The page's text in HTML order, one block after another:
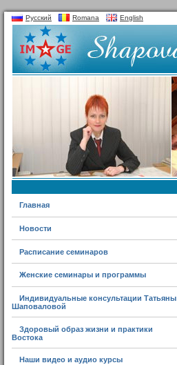
Русский Romana English
Главная
Новости
Расписание семинаров
Женские семинары и программы
Индивидуальные консультации Татьяны
Шаповаловой
Здоровый образ жизни и практики
Востока
Наши видео и аудио курсы